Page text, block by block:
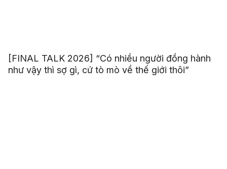
[FINAL TALK 2026] “Có nhiều người đồng hành
như vậy thì sợ gì, cứ tò mò về thế giới thôi”